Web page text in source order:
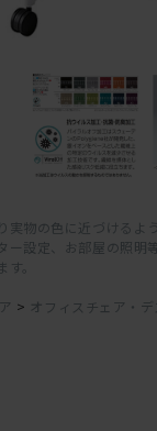
実物の色に近づけるよ
ー設定、お部屋の照明
。
> オフィスチェア・